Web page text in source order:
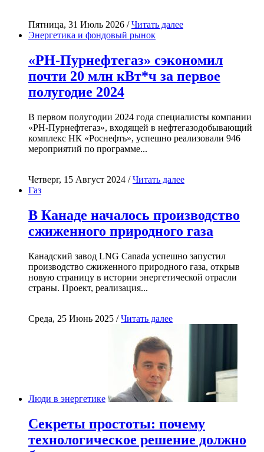
Пятница, 31 Июль 2026 /Читать далее
Энергетика и фондовый рынок
«РН-Пурнефтегаз» сэкономил
почти 20 млн кВт*ч за первое
полугодие 2024
В первом полугодии 2024 года специалисты компании
«РН-Пурнефтегаз», входящей в нефтегазодобывающий
комплекс НК «Роснефть», успешно реализовали 946
мероприятий по программе...
Четверг, 15 Август 2024 /Читать далее
Газ
В Канаде началось производство
сжиженного природного газа
Канадский завод LNG Canada успешно запустил
производство сжиженного природного газа, открыв
новую страницу в истории энергетической отрасли
страны. Проект, реализация...
Среда, 25 Июнь 2025 /Читать далее
Люди в энергетике
Секреты простоты: почему
технологическое решение должно